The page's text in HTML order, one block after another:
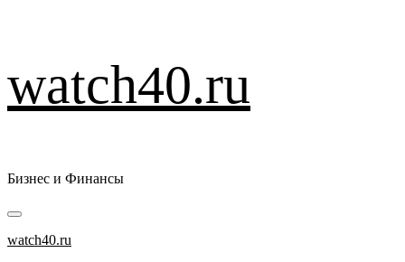
к
содержимому
watch40.ru
Бизнес и Финансы
Основное
меню
watch40.ru